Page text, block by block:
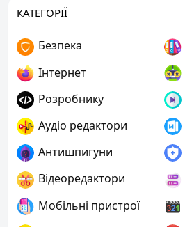
КАТЕГОРІЇ
Безпека
Інтернет
Розробнику
Аудіо редактори
Антишпигуни
Відеоредактори
Мобільні пристрої